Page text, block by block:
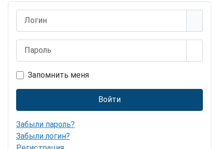
Запомнить меня
Войти
Забыли пароль?
Забыли логин?